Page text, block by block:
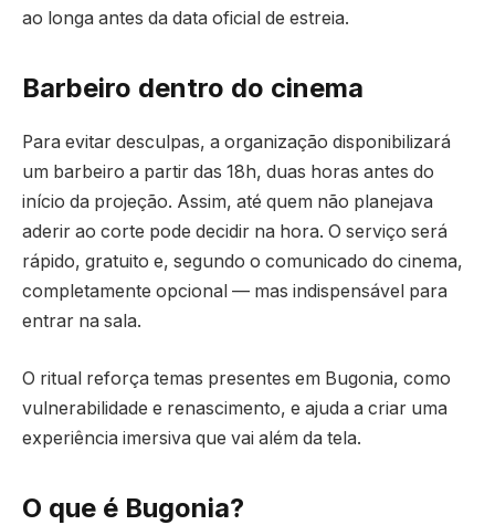
ao longa antes da data oficial de estreia.
Barbeiro dentro do cinema
Para evitar desculpas, a organização disponibilizará
um barbeiro a partir das 18h, duas horas antes do
início da projeção. Assim, até quem não planejava
aderir ao corte pode decidir na hora. O serviço será
rápido, gratuito e, segundo o comunicado do cinema,
completamente opcional — mas indispensável para
entrar na sala.
O ritual reforça temas presentes em Bugonia, como
vulnerabilidade e renascimento, e ajuda a criar uma
experiência imersiva que vai além da tela.
O que é Bugonia?